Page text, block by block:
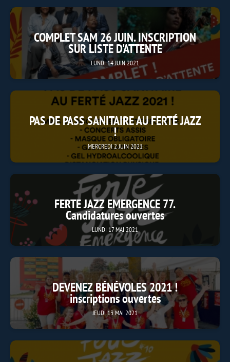
COMPLET SAM 26 JUIN. INSCRIPTION
SUR LISTE D'ATTENTE
LUNDI 14 JUIN 2021
PAS DE PASS SANITAIRE AU FERTÉ JAZZ
!
MERCREDI 2 JUIN 2021
FERTE JAZZ EMERGENCE 77.
Candidatures ouvertes
LUNDI 17 MAI 2021
DEVENEZ BÉNÉVOLES 2021 !
inscriptions ouvertes
JEUDI 13 MAI 2021